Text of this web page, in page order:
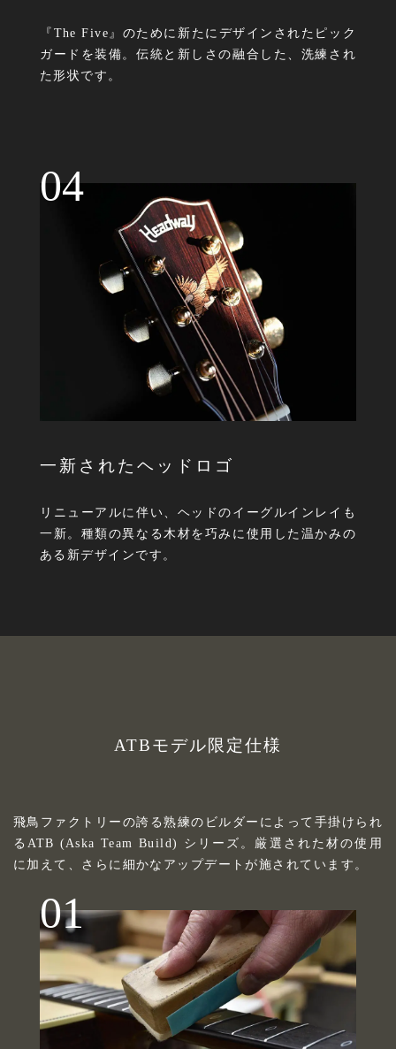
『The Five』のために新たにデザインされたピック
ガードを装備。伝統と新しさの融合した、洗練され
た形状です。
04
一新されたヘッドロゴ
リニューアルに伴い、ヘッドのイーグルインレイも
一新。種類の異なる木材を巧みに使用した温かみの
ある新デザインです。
ATBモデル限定仕様
飛鳥ファクトリーの誇る熟練のビルダーによって手掛けられ
るATB (Aska Team Build) シリーズ。厳選された材の使用
に加えて、さらに細かなアップデートが施されています。
01